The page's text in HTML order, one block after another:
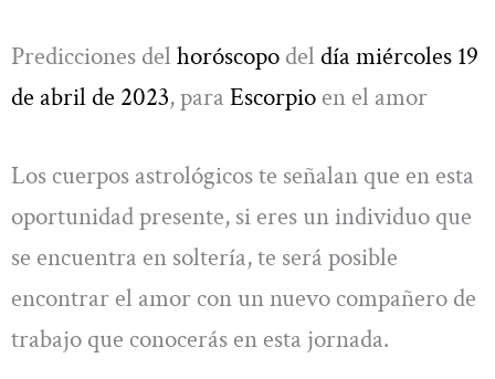
Predicciones del horóscopo del día miércoles 19
de abril de 2023, para Escorpio en el amor
Los cuerpos astrológicos te señalan que en esta
oportunidad presente, si eres un individuo que
se encuentra en soltería, te será posible
encontrar el amor con un nuevo compañero de
trabajo que conocerás en esta jornada.